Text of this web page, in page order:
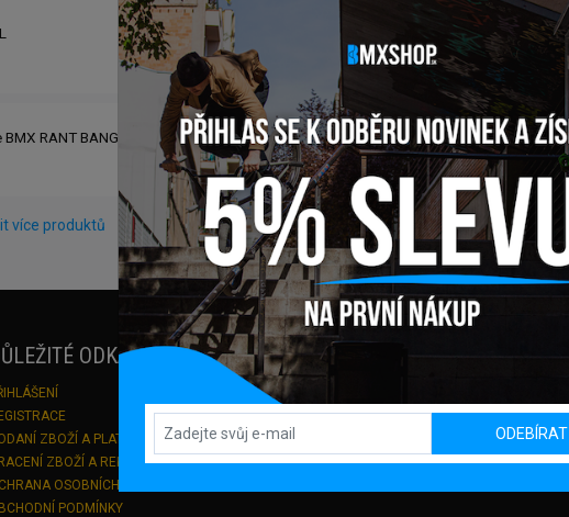
RANT BANG UR SPANISH BB
více produktů
ODKAZY
ZBOŽÍ A PLATBA
ZBOŽÍ A REKLAMACE
OSOBNÍCH ÚDAJŮ
PODMÍNKY
OBCHOD / SHOWROOM
ODEBÍRAT